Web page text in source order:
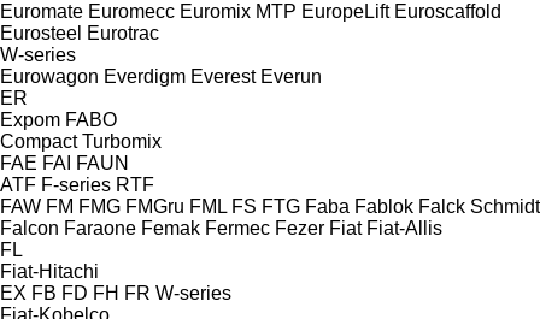
Euromate Euromecc Euromix MTP EuropeLift Euroscaffold
Eurosteel Eurotrac
W-series
Eurowagon Everdigm Everest Everun
ER
Expom FABO
Compact Turbomix
FAE FAI FAUN
ATF F-series RTF
FAW FM FMG FMGru FML FS FTG Faba Fablok Falck Schmidt
Falcon Faraone Femak Fermec Fezer Fiat Fiat-Allis
FL
Fiat-Hitachi
EX FB FD FH FR W-series
Fiat-Kobelco